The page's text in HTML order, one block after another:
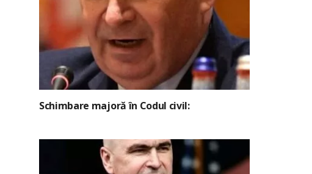
Schimbare majoră în Codul civil: